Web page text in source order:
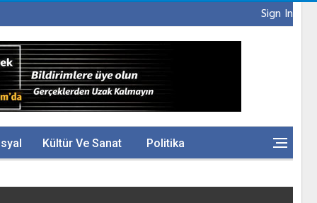
Sign In
Kültür Ve Sanat Politika